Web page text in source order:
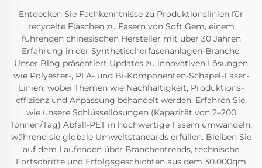
Entdecken Sie Fachkenntnisse zu Produktionslinien für
recycelte Flaschen zu Fasern von Soft Gem, einem
führenden chinesischen Hersteller mit über 30 Jahren
Erfahrung in der Synthetischerfasenanlagen-Branche.
Unser Blog präsentiert Updates zu innovativen Lösungen
wie Polyester-, PLA- und Bi-Komponenten-Schapel-Faser-
Linien, wobei Themen wie Nachhaltigkeit, Produktions-
effizienz und Anpassung behandelt werden. Erfahren Sie,
wie unsere Schlüssellösungen (Kapazität von 2–200
Tonnen/Tag) Abfall-PET in hochwertige Fasern umwandeln,
während sie globale Umweltstandards erfüllen. Bleiben Sie
auf dem Laufenden über Branchentrends, technische
Fortschritte und Erfolgsgeschichten aus dem 30.000qm